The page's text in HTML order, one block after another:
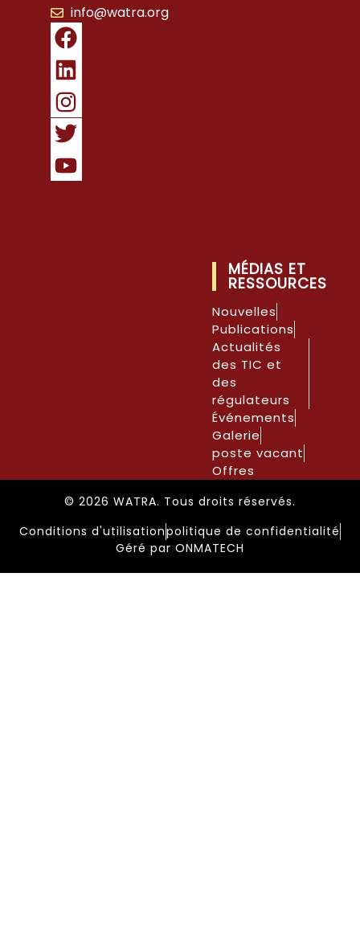
info@watra.org
MÉDIAS ET
RESSOURCES
Nouvelles
Publications
Actualités
des TIC et
des
régulateurs
Événements
Galerie
poste vacant
Offres
© 2026 WATRA. Tous droits réservés.
Conditions d'utilisationpolitique de confidentialité
Géré par ONMATECH